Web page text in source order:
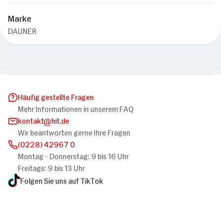
Marke
DAUNER
Häufig gestellte Fragen
Mehr Informationen in unserem FAQ
kontakt
hit.de
Wir beantworten gerne Ihre Fragen
(0228) 42967 0
Montag - Donnerstag: 9 bis 16 Uhr
Freitags: 9 bis 13 Uhr
Folgen Sie uns auf TikTok